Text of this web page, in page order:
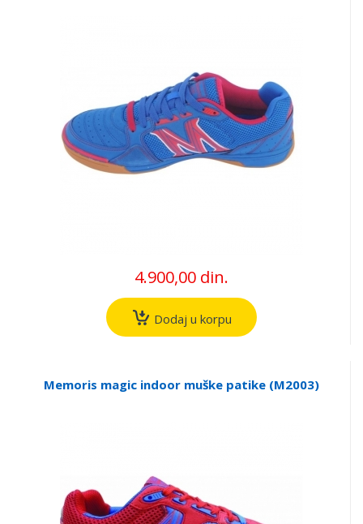
4.900,00 din.
Dodaj u korpu
Memoris magic indoor muške patike (M2003)